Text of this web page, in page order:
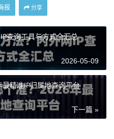
无论是直连还是通过代
、Edge、Firefox等）。
个关键词进行搜索，或访问
常会直接显示你当前的IP
报 分享
查询工具与方式全汇总
2026-05-09
精准IP归属地查询平台
下一篇 »